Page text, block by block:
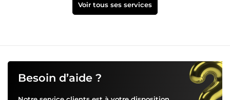
Voir tous ses services
Besoin d’aide ?